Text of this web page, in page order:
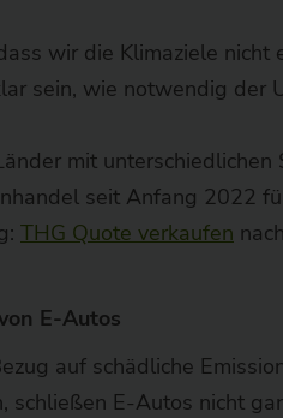
wir die Klimaziele nicht
sein, wie notwendig der
mit
seit Anfang 2022
THG Quote verkaufen
E-Autos
auf schädliche
schließen E-Autos nicht